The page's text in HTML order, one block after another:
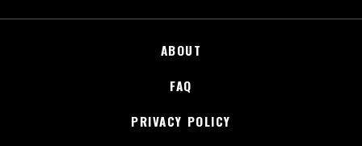
ABOUT
FAQ
PRIVACY POLICY